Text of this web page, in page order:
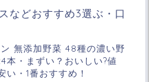
などおすすめ3選ぶ・口
無添加野菜 48種の濃い野
本・まずい？おいしい?値
い・1番おすすめ！